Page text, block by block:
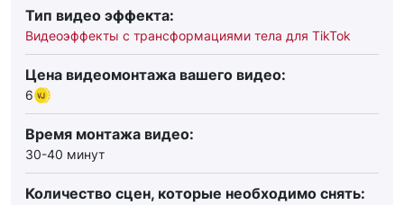
Тип видео эффекта:
Видеоэффекты с трансформациями тела для TikTok
Цена видеомонтажа вашего видео:
6
Время монтажа видео:
30-40 минут
Количество сцен, которые необходимо снять: